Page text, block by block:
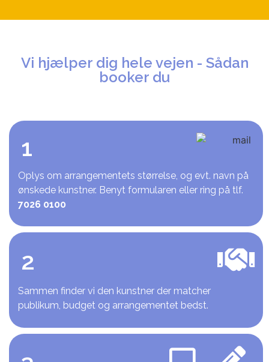
Vi hjælper dig hele vejen - Sådan
booker du
1
Oplys om arrangementets størrelse, og evt. navn på
ønskede kunstner. Benyt formularen eller ring på tlf.
7026 0100
2
Sammen finder vi den kunstner der matcher
publikum, budget og arrangementet bedst.